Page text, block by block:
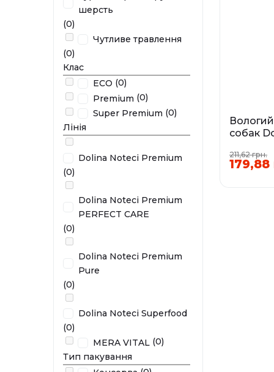
шерсть
(0)
Чутливе травлення
(0)
Клас
EСO (0)
Premium (0)
Super Premium (0)
Лінія
Dolina Noteci Premium
(0)
Dolina Noteci Premium
PERFECT CARE
(0)
Dolina Noteci Premium
Pure
(0)
Dolina Noteci Superfood
(0)
MERA VITAL (0)
Тип пакування
собак
гарбузом
211,62 грн.
179,88